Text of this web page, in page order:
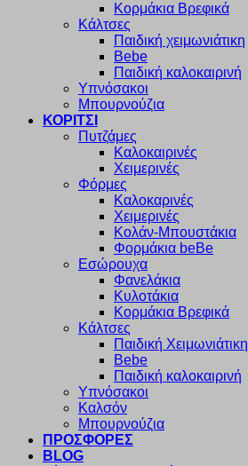
Κορμάκια Βρεφικά
Κάλτσες
Παιδική χειμωνιάτικη
Bebe
Παιδική καλοκαιρινή
Υπνόσακοι
Μπουρνούζια
ΚΟΡΙΤΣΙ
Πυτζάμες
Καλοκαιρινές
Χειμερινές
Φόρμες
Καλοκαρινές
Χειμερινές
Κολάν-Μπουστάκια
Φορμάκια beBe
Εσώρουχα
Φανελάκια
Κυλοτάκια
Κορμάκια Βρεφικά
Κάλτσες
Παιδική Χειμωνιάτικη
Bebe
Παιδική καλοκαιρινή
Υπνόσακοι
Καλσόν
Μπουρνούζια
ΠΡΟΣΦΟΡΕΣ
BLOG